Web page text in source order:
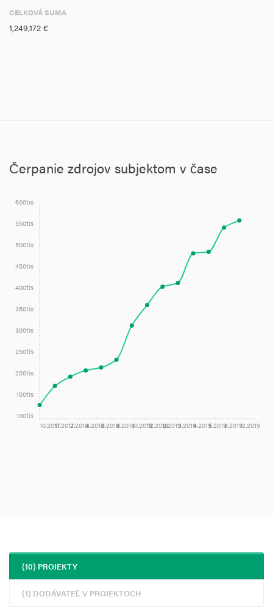
CELKOVÁ SUMA
1,249,172 €
Čerpanie zdrojov subjektom v čase
10.201711.20172.20184.20186.20188.201810.201812.20182.20193.20194.20195.20198.201912.2019
100tis
150tis
200tis
250tis
300tis
350tis
400tis
450tis
500tis
550tis
600tis
(10) PROJEKTY
(1) DODÁVATEĽ V PROJEKTOCH